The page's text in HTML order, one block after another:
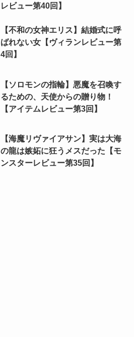
レビュー第40回】
【不和の女神エリス】結婚式に呼
ばれない女【ヴィランレビュー第
4回】
【ソロモンの指輪】悪魔を召喚す
るための、天使からの贈り物！
【アイテムレビュー第3回】
【海魔リヴァイアサン】実は大海
の龍は嫉妬に狂うメスだった【モ
ンスターレビュー第35回】